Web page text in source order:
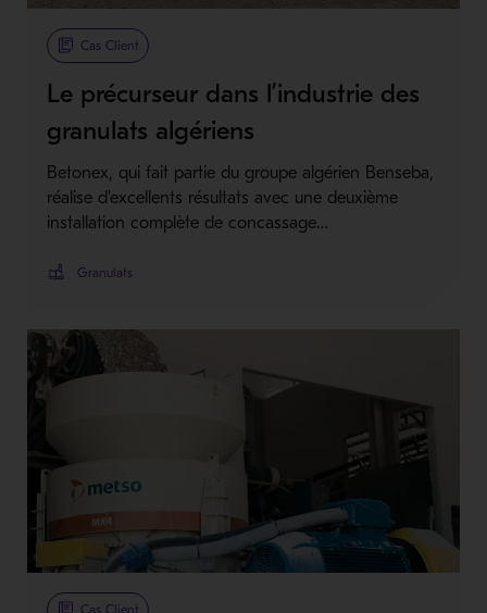
Metso Plus
Cas Client
Le précurseur dans l’industrie des
granulats algériens
Betonex, qui fait partie du groupe algérien Benseba,
réalise d'excellents résultats avec une deuxième
installation complète de concassage…
Granulats